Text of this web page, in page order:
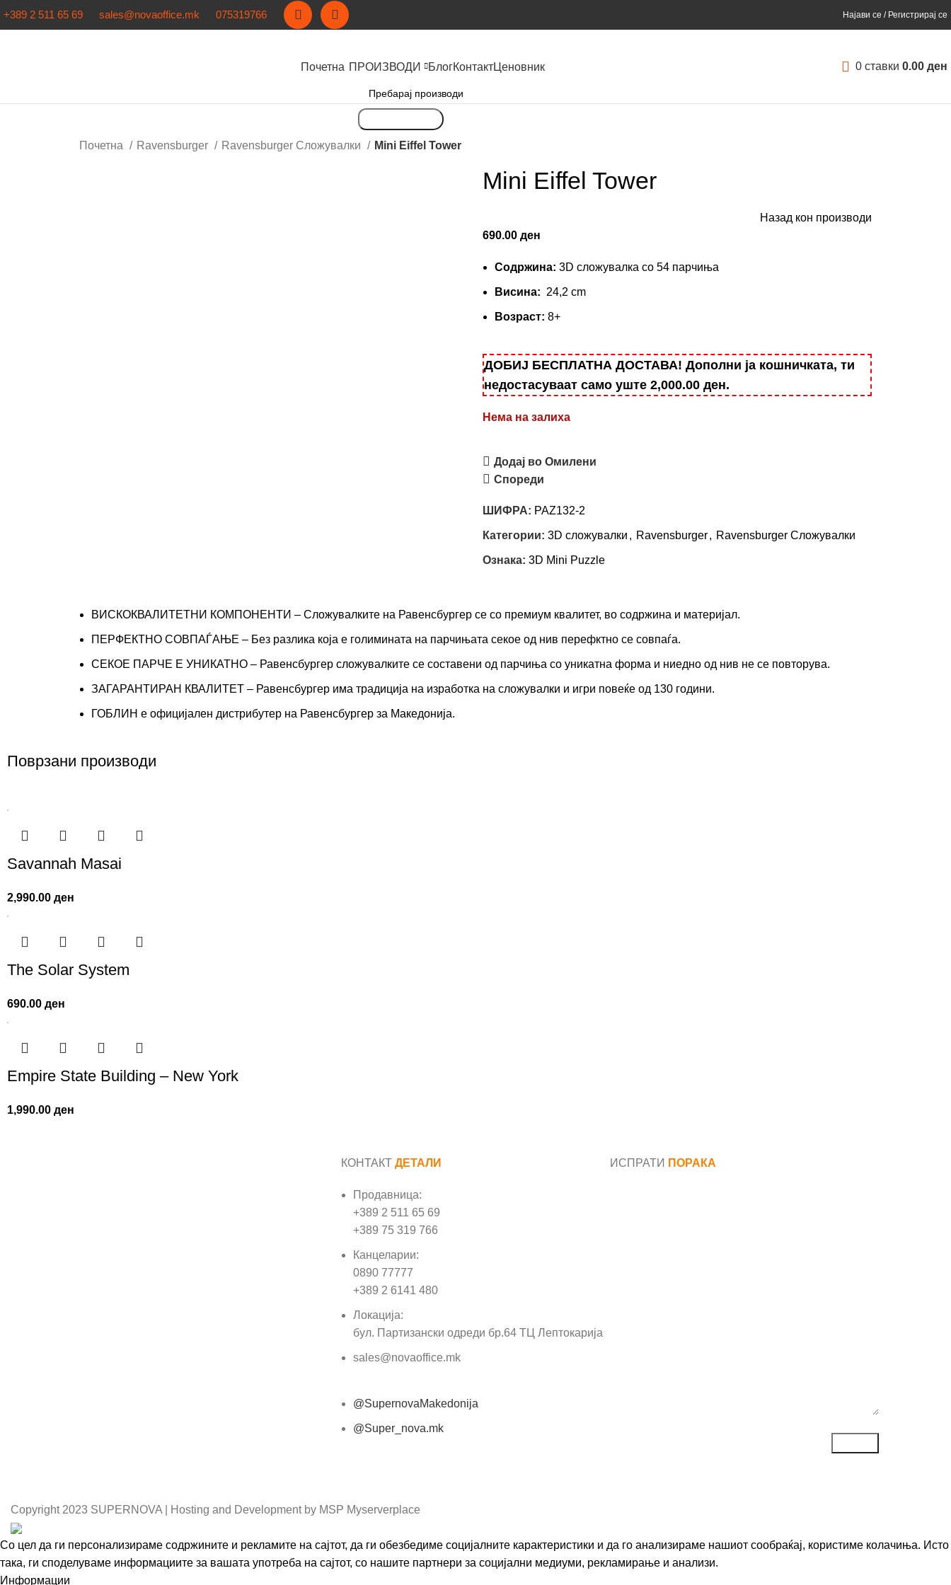
+389 2 511 65 69 sales@novaoffice.mk 075319766 Најави се / Регистрирај се
Почетна ПРОИЗВОДИ БлогКонтактЦеновник 0 ставки 0.00 ден
Почетна Ravensburger Ravensburger Сложувалки Mini Eiffel Tower
Mini Eiffel Tower
Назад кон производи
690.00 ден
Содржина: 3D сложувалка со 54 парчиња
Висина: 24,2 cm
Возраст: 8+
ДОБИЈ БЕСПЛАТНА ДОСТАВА! Дополни ја кошничката, ти
недостасуваат само уште 2,000.00 ден.
Нема на залиха
Додај во Омилени
Спореди
ШИФРА: PAZ132-2
Категории: 3D сложувалки , Ravensburger, Ravensburger Сложувалки
Ознака: 3D Mini Puzzle
ВИСКОКВАЛИТЕТНИ КОМПОНЕНТИ – Сложувалките на Равенсбургер се со премиум квалитет, во содржина и материјал.
ПЕРФЕКТНО СОВПАЃАЊЕ – Без разлика која е голимината на парчињата секое од нив перефктно се совпаѓа.
СЕКОЕ ПАРЧЕ Е УНИКАТНО – Равенсбургер сложувалките се составени од парчиња со уникатна форма и ниедно од нив не се повторува.
ЗАГАРАНТИРАН КВАЛИТЕТ – Равенсбургер има традиција на изработка на сложувалки и игри повеќе од 130 години.
ГОБЛИН е официјален дистрибутер на Равенсбургер за Македонија.
Поврзани производи
Savannah Masai
2,990.00ден
The Solar System
690.00ден
Empire State Building – New York
1,990.00ден
КОНТАКТ ДЕТАЛИ
Продавница:
+389 2 511 65 69
+389 75 319 766
Канцеларии:
0890 77777
+389 2 6141 480
Локација:
бул. Партизански одреди бр.64 ТЦ Лептокарија
sales@novaoffice.mk
@SupernovaMakedonija
@Super_nova.mk
ИСПРАТИ ПОРАКА
Copyright 2023 SUPERNOVA | Hosting and Development by MSP Myserverplace
Со цел да ги персонализираме содржините и рекламите на сајтот, да ги обезбедиме социјалните карактеристики и да го анализираме нашиот сообраќај, користиме колачиња. Исто
така, ги споделуваме информациите за вашата употреба на сајтот, со нашите партнери за социјални медиуми, рекламирање и анализи.
Информации